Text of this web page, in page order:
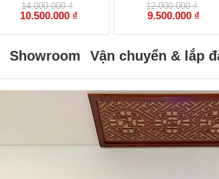
xếp
hạng
5
14.000.000₫
Giá
gốc
10.500.000 ₫
10.500.000 ₫.
xếp
hạng
5
12.000.000₫
Giá
gốc
9.500.000 ₫Giá
Showroom Vận chuyển & lắp